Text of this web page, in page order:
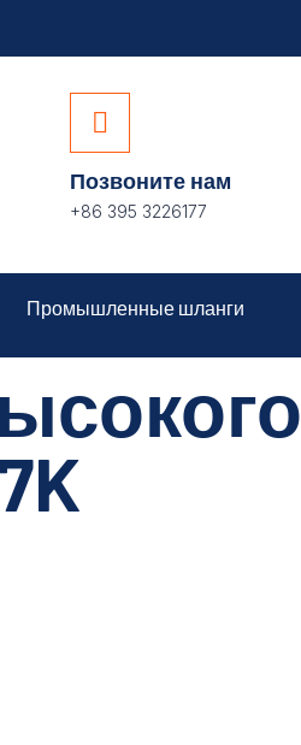
Позвоните нам
+86 395 3226177
Промышленные шланги